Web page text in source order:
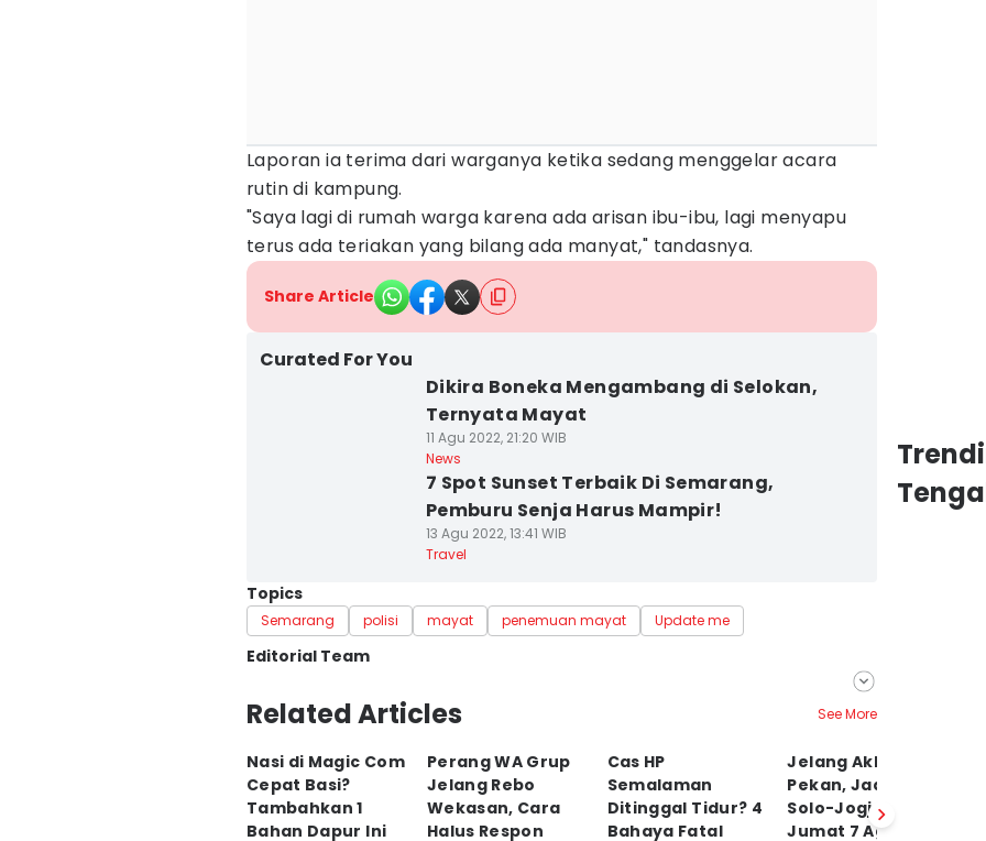
Laporan ia terima dari warganya ketika sedang menggelar acara
rutin di kampung.
"Saya lagi di rumah warga karena ada arisan ibu-ibu, lagi menyapu
terus ada teriakan yang bilang ada manyat," tandasnya.
Share Article
Curated For You
Dikira Boneka Mengambang di Selokan,
Ternyata Mayat
11 Agu 2022, 21:20 WIB
News
7 Spot Sunset Terbaik Di Semarang,
Pemburu Senja Harus Mampir!
13 Agu 2022, 13:41 WIB
Travel
Topics
Semarang polisi mayat penemuan mayat Update me
Editorial Team
Editor
Fariz Fardianto
Editor
Dhana Kencana
Related Articles See More
Nasi di Magic Com
Cepat Basi?
Tambahkan 1
Bahan Dapur Ini
Perang WA Grup
Jelang Rebo
Wekasan, Cara
Halus Respon
Cas HP
Semalaman
Ditinggal Tidur? 4
Bahaya Fatal
Jelang Akhir
Pekan, Jadwal KRL
Solo-Jogja Hari Ini
Jumat 7 Agustus,